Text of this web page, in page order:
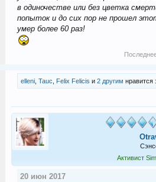
в одиночестве или без цветка
попыток и до сих пор не прошел
умер более 60 раз!
elleni, Tauc, Felix Felicis и 2 другим нравится
Активист
20 июн 2017